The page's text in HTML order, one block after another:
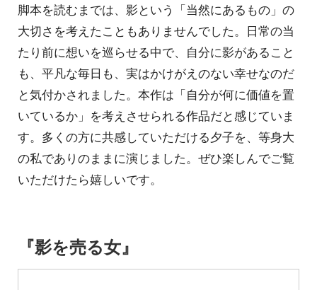
脚本を読むまでは、影という「当然にあるもの」の
大切さを考えたこともありませんでした。日常の当
たり前に想いを巡らせる中で、自分に影があること
も、平凡な毎日も、実はかけがえのない幸せなのだ
と気付かされました。本作は「自分が何に価値を置
いているか」を考えさせられる作品だと感じていま
す。多くの方に共感していただける夕子を、等身大
の私でありのままに演じました。ぜひ楽しんでご覧
いただけたら嬉しいです。
『影を売る女』